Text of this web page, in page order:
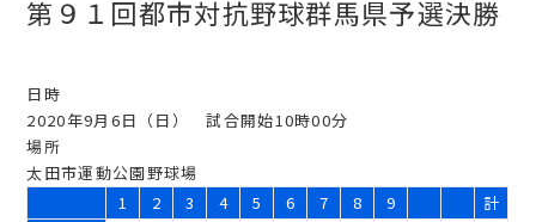
第９１回都市対抗野球群馬県予選決勝
日時
2020年9月6日（日） 試合開始10時00分
場所
太田市運動公園野球場
1
2 3 4 5 6 7 8 9
計